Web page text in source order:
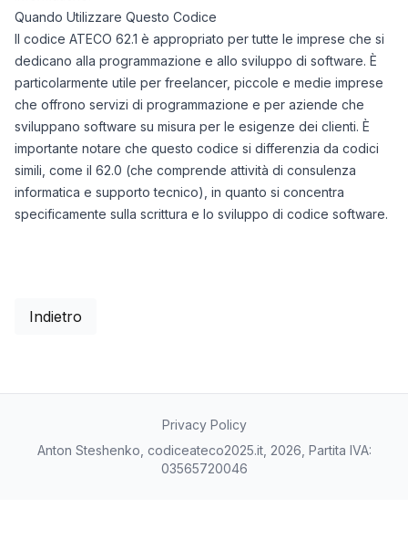
Quando Utilizzare Questo Codice
Il codice ATECO 62.1 è appropriato per tutte le imprese che si
dedicano alla programmazione e allo sviluppo di software. È
particolarmente utile per freelancer, piccole e medie imprese
che offrono servizi di programmazione e per aziende che
sviluppano software su misura per le esigenze dei clienti. È
importante notare che questo codice si differenzia da codici
simili, come il 62.0 (che comprende attività di consulenza
informatica e supporto tecnico), in quanto si concentra
specificamente sulla scrittura e lo sviluppo di codice software.
Indietro
Privacy Policy
Anton Steshenko, codiceateco2025.it, 2026, Partita IVA:
03565720046